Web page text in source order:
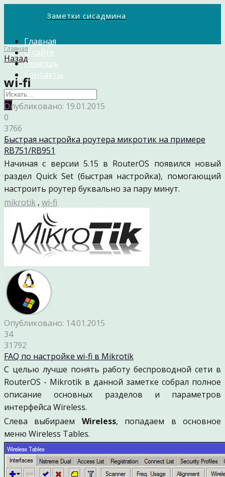
Заметки сисадмина
Главная
О сайте
Помощь
Контакты
Главная
Назад
wi-fi
Опубликовано: 19.01.2015
0
3766
Быстрая настройка роутера микротик на примере
RB751/RB951
Начиная с версии 5.15 в RouterOS появился новый
раздел Quick Set (быстрая настройка), помогающий
настроить роутер буквально за пару минут.
mikrotik , wi-fi
Опубликовано: 14.01.2015
34
31792
FAQ по настройке wi-fi в Mikrotik
С целью лучше понять работу беспроводной сети в
RouterOS - Mikrotik в данной заметке собрал полное
описание основных разделов и параметров
интерфейса Wireless.
Слева выбираем Wireless, попадаем в основное
меню Wireless Tables.